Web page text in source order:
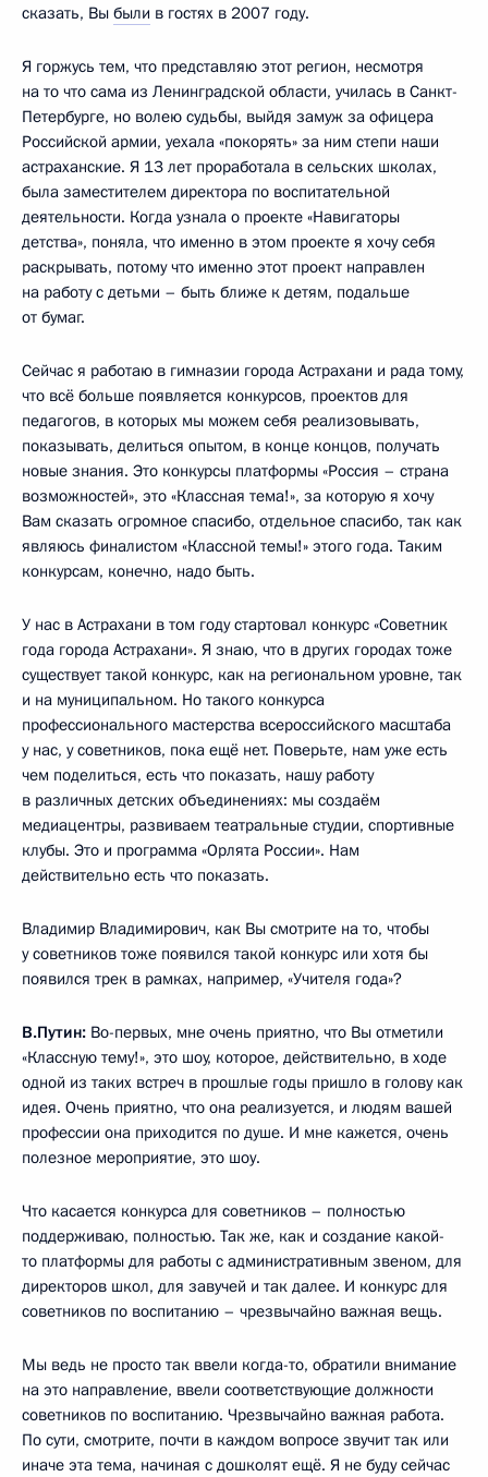
сказать, Вы были в гостях в 2007 году.
Я горжусь тем, что представляю этот регион, несмотря
на то что сама из Ленинградской области, училась в Санкт-
Петербурге, но волею судьбы, выйдя замуж за офицера
Российской армии, уехала «покорять» за ним степи наши
астраханские. Я 13 лет проработала в сельских школах,
была заместителем директора по воспитательной
деятельности. Когда узнала о проекте «Навигаторы
детства», поняла, что именно в этом проекте я хочу себя
раскрывать, потому что именно этот проект направлен
на работу с детьми – быть ближе к детям, подальше
от бумаг.
Сейчас я работаю в гимназии города Астрахани и рада тому,
что всё больше появляется конкурсов, проектов для
педагогов, в которых мы можем себя реализовывать,
показывать, делиться опытом, в конце концов, получать
новые знания. Это конкурсы платформы «Россия – страна
возможностей», это «Классная тема!», за которую я хочу
Вам сказать огромное спасибо, отдельное спасибо, так как
являюсь финалистом «Классной темы!» этого года. Таким
конкурсам, конечно, надо быть.
У нас в Астрахани в том году стартовал конкурс «Советник
года города Астрахани». Я знаю, что в других городах тоже
существует такой конкурс, как на региональном уровне, так
и на муниципальном. Но такого конкурса
профессионального мастерства всероссийского масштаба
у нас, у советников, пока ещё нет. Поверьте, нам уже есть
чем поделиться, есть что показать, нашу работу
в различных детских объединениях: мы создаём
медиацентры, развиваем театральные студии, спортивные
клубы. Это и программа «Орлята России». Нам
действительно есть что показать.
Владимир Владимирович, как Вы смотрите на то, чтобы
у советников тоже появился такой конкурс или хотя бы
появился трек в рамках, например, «Учителя года»?
В.Путин: Во-первых, мне очень приятно, что Вы отметили
«Классную тему!», это шоу, которое, действительно, в ходе
одной из таких встреч в прошлые годы пришло в голову как
идея. Очень приятно, что она реализуется, и людям вашей
профессии она приходится по душе. И мне кажется, очень
полезное мероприятие, это шоу.
Что касается конкурса для советников – полностью
поддерживаю, полностью. Так же, как и создание какой-
то платформы для работы с административным звеном, для
директоров школ, для завучей и так далее. И конкурс для
советников по воспитанию – чрезвычайно важная вещь.
Мы ведь не просто так ввели когда-то, обратили внимание
на это направление, ввели соответствующие должности
советников по воспитанию. Чрезвычайно важная работа.
По сути, смотрите, почти в каждом вопросе звучит так или
иначе эта тема, начиная с дошколят ещё. Я не буду сейчас